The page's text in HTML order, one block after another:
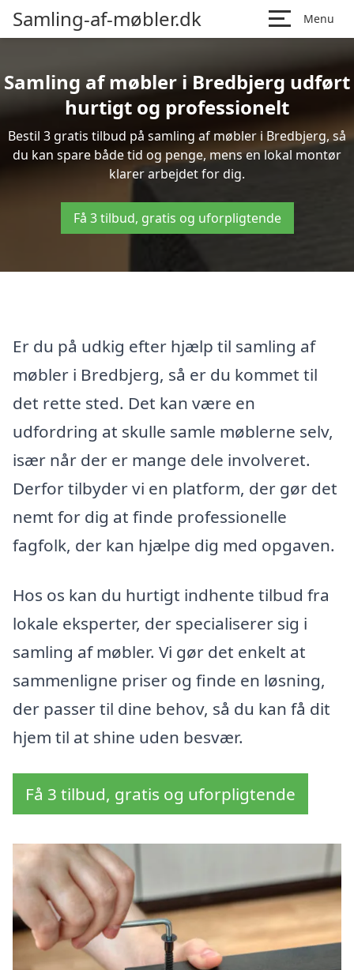
Samling-af-møbler.dk Menu
Samling af møbler i Bredbjerg udført
hurtigt og professionelt
Bestil 3 gratis tilbud på samling af møbler i Bredbjerg, så
du kan spare både tid og penge, mens en lokal montør
klarer arbejdet for dig.
Få 3 tilbud, gratis og uforpligtende
Er du på udkig efter hjælp til samling af
møbler i Bredbjerg, så er du kommet til
det rette sted. Det kan være en
udfordring at skulle samle møblerne selv,
især når der er mange dele involveret.
Derfor tilbyder vi en platform, der gør det
nemt for dig at finde professionelle
fagfolk, der kan hjælpe dig med opgaven.
Hos os kan du hurtigt indhente tilbud fra
lokale eksperter, der specialiserer sig i
samling af møbler. Vi gør det enkelt at
sammenligne priser og finde en løsning,
der passer til dine behov, så du kan få dit
hjem til at shine uden besvær.
Få 3 tilbud, gratis og uforpligtende